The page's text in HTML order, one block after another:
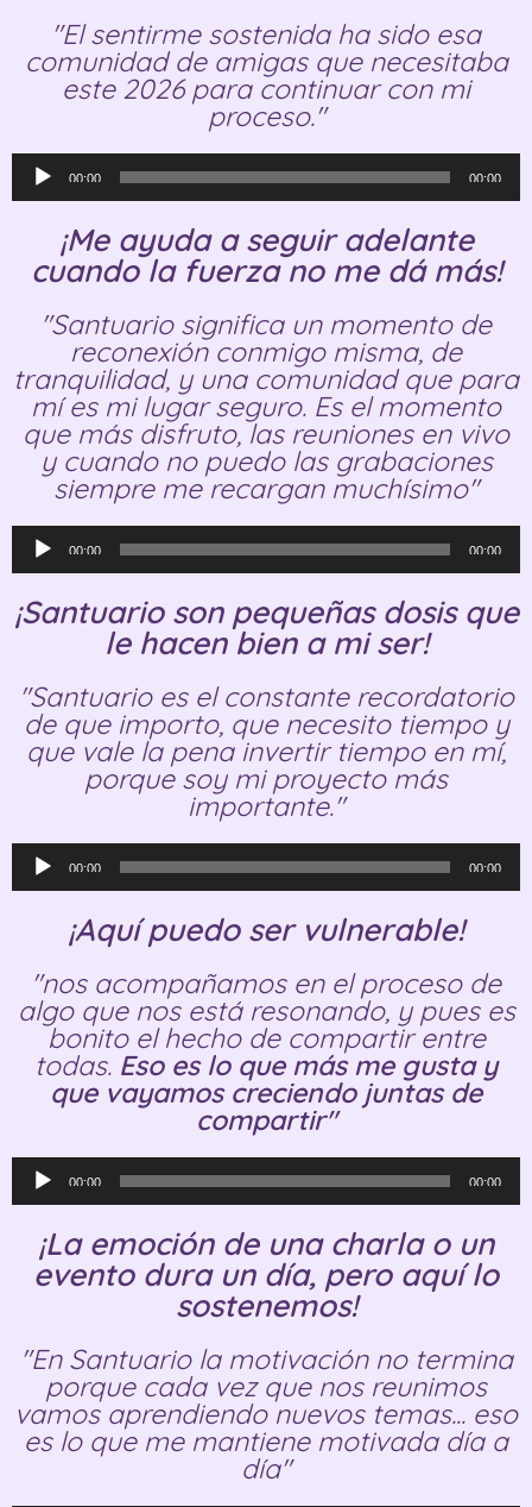
"El sentirme sostenida ha sido esa
comunidad de amigas que necesitaba
este 2026 para continuar con mi
proceso."
Reproductor
00:00 00:00
¡Me ayuda a seguir adelante
cuando la fuerza no me dá más!
"Santuario significa un momento de
reconexión conmigo misma, de
tranquilidad, y una comunidad que para
mí es mi lugar seguro. Es el momento
que más disfruto, las reuniones en vivo
y cuando no puedo las grabaciones
siempre me recargan muchísimo"
Reproductor
audio
00:00 00:00
¡Santuario son pequeñas dosis que
le hacen bien a mi ser!
"Santuario es el constante recordatorio
de que importo, que necesito tiempo y
que vale la pena invertir tiempo en mí,
porque soy mi proyecto más
importante."
Reproductor
00:00 00:00
¡Aquí puedo ser vulnerable!
"nos acompañamos en el proceso de
algo que nos está resonando, y pues es
bonito el hecho de compartir entre
todas. Eso es lo que más me gusta y
que vayamos creciendo juntas de
compartir"
Reproductor
audio
00:00 00:00
¡La emoción de una charla o un
evento dura un día, pero aquí lo
sostenemos!
"En Santuario la motivación no termina
porque cada vez que nos reunimos
vamos aprendiendo nuevos temas... eso
es lo que me mantiene motivada día a
día"